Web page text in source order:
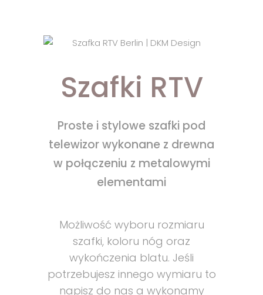
Szafki RTV
Proste i stylowe szafki pod
telewizor wykonane z drewna
w połączeniu z metalowymi
elementami
Możliwość wyboru rozmiaru
szafki, koloru nóg oraz
wykończenia blatu. Jeśli
potrzebujesz innego wymiaru to
napisz do nas a wykonamy